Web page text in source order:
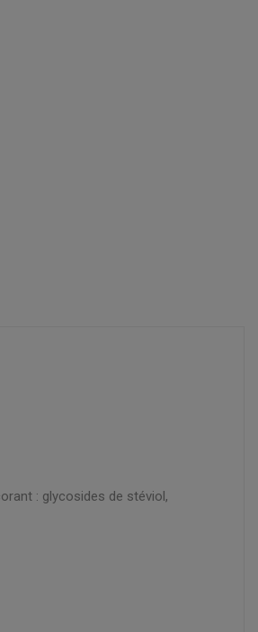
: glycosides de stéviol,